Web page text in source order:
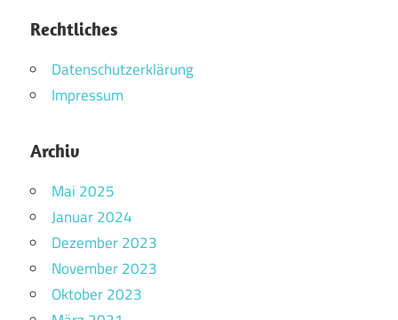
Rechtliches
Datenschutzerklärung
Impressum
Archiv
Mai 2025
Januar 2024
Dezember 2023
November 2023
Oktober 2023